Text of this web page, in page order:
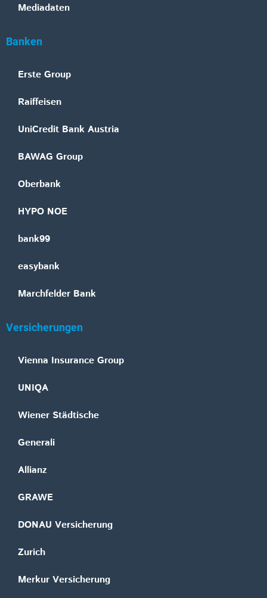
Mediadaten
Banken
Erste Group
Raiffeisen
UniCredit Bank Austria
BAWAG Group
Oberbank
HYPO NOE
bank99
easybank
Marchfelder Bank
Versicherungen
Vienna Insurance Group
UNIQA
Wiener Städtische
Generali
Allianz
GRAWE
DONAU Versicherung
Zurich
Merkur Versicherung